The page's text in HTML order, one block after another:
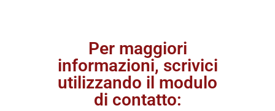
Per maggiori
informazioni, scrivici
utilizzando il modulo
di contatto: